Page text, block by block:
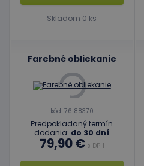
Skladom 0 ks
Farebné obliekanie
kód: 76 88370
Predpokladaný termín
dodania: do 30 dní
79,90 € s DPH